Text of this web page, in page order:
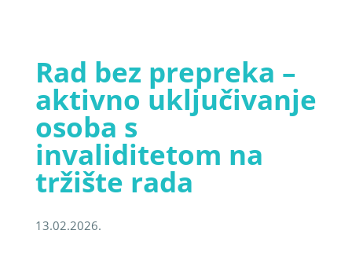
Rad bez prepreka –
aktivno uključivanje
osoba s
invaliditetom na
tržište rada
13.02.2026.